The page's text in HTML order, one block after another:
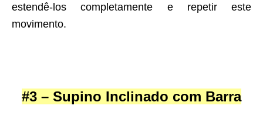
estendê-los completamente e repetir este
movimento.
#3 – Supino Inclinado com Barra